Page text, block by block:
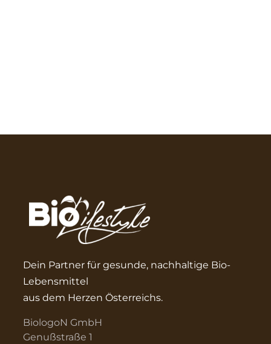
Dein Partner für gesunde, nachhaltige Bio-
Lebensmittel
aus dem Herzen Österreichs.
BiologoN GmbH
Genußstraße 1